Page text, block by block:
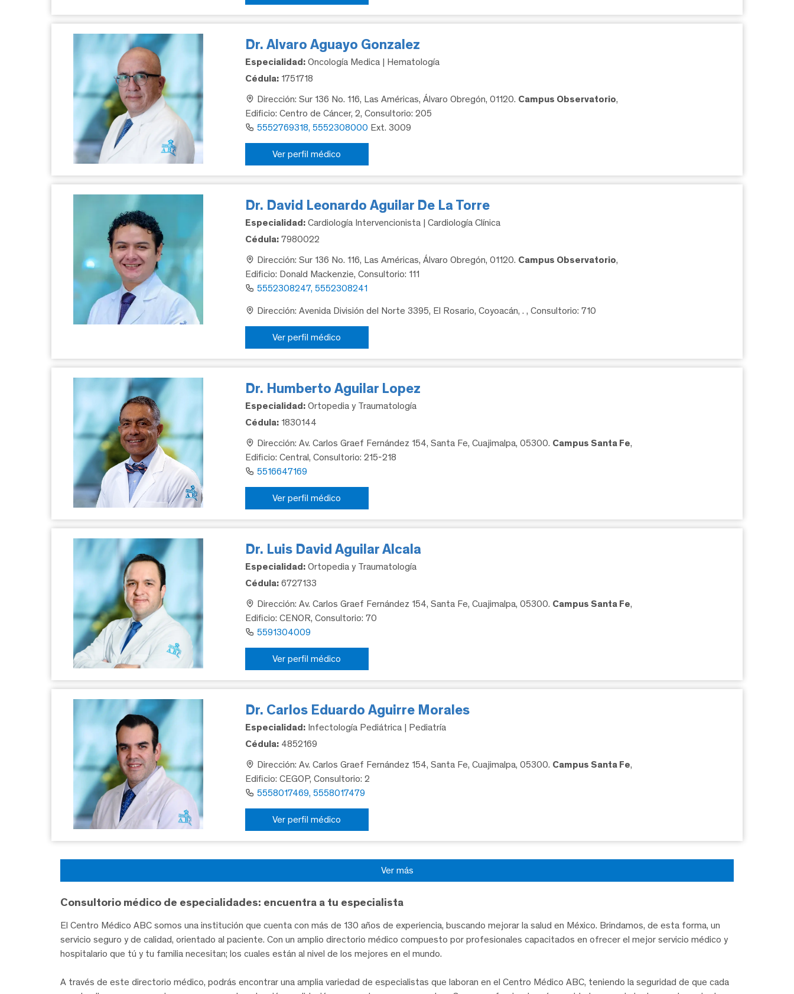
Dr. Alvaro Aguayo Gonzalez
Especialidad: Oncología Medica | Hematología
Cédula: 1751718
Dirección: Sur 136 No. 116, Las Américas, Álvaro Obregón, 01120. Campus Observatorio,
Edificio: Centro de Cáncer, 2, Consultorio: 205
5552769318, 5552308000 Ext. 3009
Ver perfil médico
Dr. David Leonardo Aguilar De La Torre
Especialidad: Cardiología Intervencionista | Cardiología Clínica
Cédula: 7980022
Dirección: Sur 136 No. 116, Las Américas, Álvaro Obregón, 01120. Campus Observatorio,
Edificio: Donald Mackenzie, Consultorio: 111
5552308247, 5552308241
Dirección: Avenida División del Norte 3395, El Rosario, Coyoacán, . , Consultorio: 710
Ver perfil médico
Dr. Humberto Aguilar Lopez
Especialidad: Ortopedia y Traumatología
Cédula: 1830144
Dirección: Av. Carlos Graef Fernández 154, Santa Fe, Cuajimalpa, 05300. Campus Santa Fe,
Edificio: Central, Consultorio: 215-218
5516647169
Ver perfil médico
Dr. Luis David Aguilar Alcala
Especialidad: Ortopedia y Traumatología
Cédula: 6727133
Dirección: Av. Carlos Graef Fernández 154, Santa Fe, Cuajimalpa, 05300. Campus Santa Fe,
Edificio: CENOR, Consultorio: 70
5591304009
Ver perfil médico
Dr. Carlos Eduardo Aguirre Morales
Especialidad: Infectología Pediátrica | Pediatría
Cédula: 4852169
Dirección: Av. Carlos Graef Fernández 154, Santa Fe, Cuajimalpa, 05300. Campus Santa Fe,
Edificio: CEGOP, Consultorio: 2
5558017469, 5558017479
Ver perfil médico
Ver más
Consultorio médico de especialidades: encuentra a tu especialista
El Centro Médico ABC somos una institución que cuenta con más de 130 años de experiencia, buscando mejorar la salud en México. Brindamos, de esta forma, un
servicio seguro y de calidad, orientado al paciente. Con un amplio directorio médico compuesto por profesionales capacitados en ofrecer el mejor servicio médico y
hospitalario que tú y tu familia necesitan; los cuales están al nivel de los mejores en el mundo.
A través de este directorio médico, podrás encontrar una amplia variedad de especialistas que laboran en el Centro Médico ABC, teniendo la seguridad de que cada